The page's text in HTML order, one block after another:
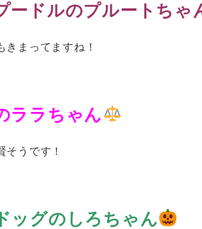
ードルのプルートちゃ
きまってますね！
ララちゃん
そうです！
ッグのしろちゃん